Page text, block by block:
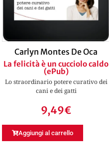
Carlyn Montes De Oca
La felicità è un cucciolo caldo
(ePub)
Lo straordinario potere curativo dei
cani e dei gatti
9,49€
Aggiungi al carrello